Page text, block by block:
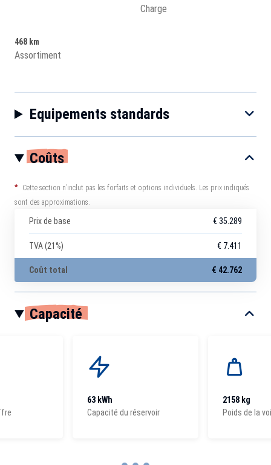
Charge
468 km
Assortiment
Equipements standards
Coûts
*
Cette section n’inclut pas les forfaits et options individuels. Les prix indiqués
sont des approximations.
Prix de base € 35.289
TVA (21%) € 7.411
Coût total € 42.762
Capacité
63 kWh
Capacité du réservoir
2158 kg
Poids de la